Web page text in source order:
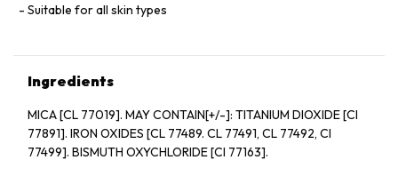
Suitable for all skin types
Ingredients
MICA [CL 77019]. MAY CONTAIN[+/-]: TITANIUM DIOXIDE [CI
77891]. IRON OXIDES [CL 77489. CL 77491, CL 77492, CI
77499]. BISMUTH OXYCHLORIDE [CI 77163].